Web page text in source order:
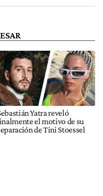
Yatra reveló
el motivo de su
de Tini Stoessel